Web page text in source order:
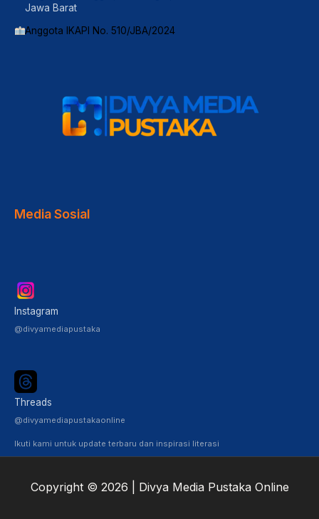
Jawa Barat
Anggota IKAPI No. 510/JBA/2024
Media Sosial
Instagram
@divyamediapustaka
Threads
@divyamediapustakaonline
Ikuti kami untuk update terbaru dan inspirasi literasi
Copyright © 2026 | Divya Media Pustaka Online